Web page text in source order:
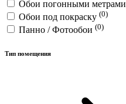
Обои погонными метрами
Обои под покраску (0)
Панно / Фотообои (0)
Тип помещения